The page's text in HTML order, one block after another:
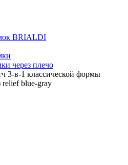
BRIALDI
через плечо
3-в-1 классической формы
blue-gray